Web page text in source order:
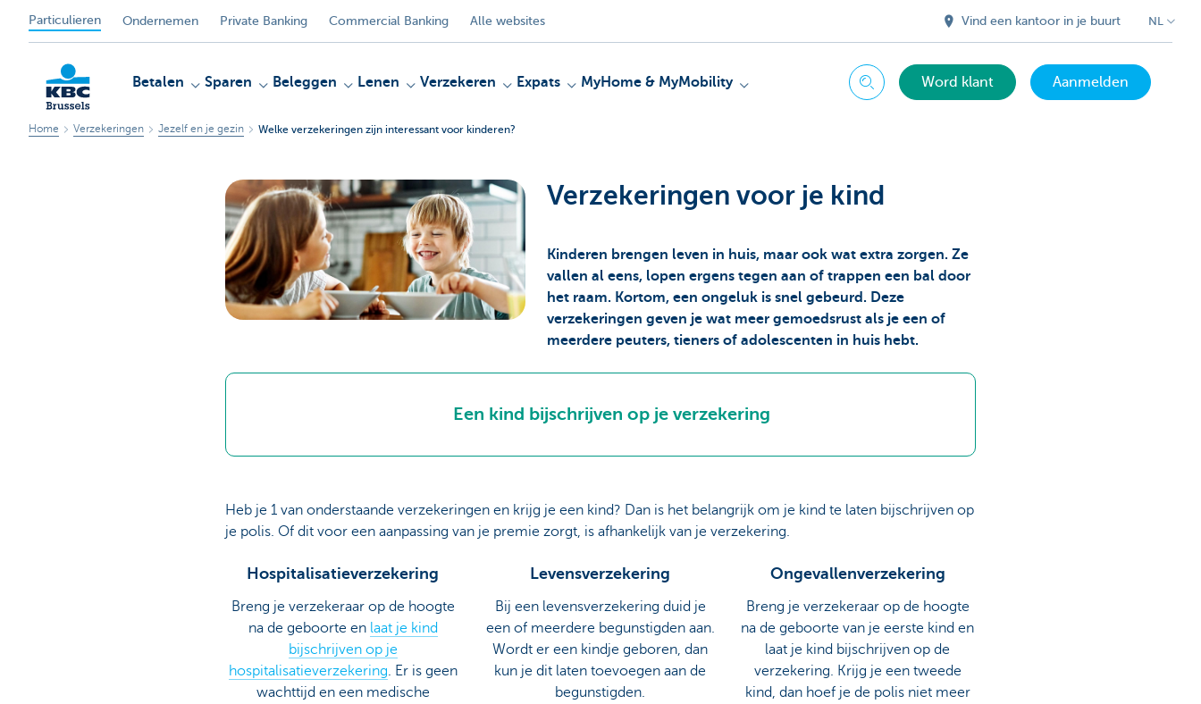
Particulieren Ondernemen Private Banking Commercial Banking Alle websites Vind een kantoor in je buurt NL
Betalen Sparen Beleggen Lenen Verzekeren Expats MyHome & MyMobility Zoeken Word klant Aanmelden
Home Verzekeringen Jezelf en je gezin Welke verzekeringen zijn interessant voor kinderen?
Verzekeringen voor je kind
Kinderen brengen leven in huis, maar ook wat extra zorgen. Ze
vallen al eens, lopen ergens tegen aan of trappen een bal door
het raam. Kortom, een ongeluk is snel gebeurd. Deze
verzekeringen geven je wat meer gemoedsrust als je een of
meerdere peuters, tieners of adolescenten in huis hebt.
Een kind bijschrijven op je verzekering
Heb je 1 van onderstaande verzekeringen en krijg je een kind? Dan is het belangrijk om je kind te laten bijschrijven op
je polis. Of dit voor een aanpassing van je premie zorgt, is afhankelijk van je verzekering.
Hospitalisatieverzekering
Breng je verzekeraar op de hoogte
na de geboorte en laat je kind
bijschrijven op je
hospitalisatieverzekering. Er is geen
wachttijd en een medische
Levensverzekering
Bij een levensverzekering duid je
een of meerdere begunstigden aan.
Wordt er een kindje geboren, dan
kun je dit laten toevoegen aan de
begunstigden.
Ongevallenverzekering
Breng je verzekeraar op de hoogte
na de geboorte van je eerste kind en
laat je kind bijschrijven op de
verzekering. Krijg je een tweede
kind, dan hoef je de polis niet meer